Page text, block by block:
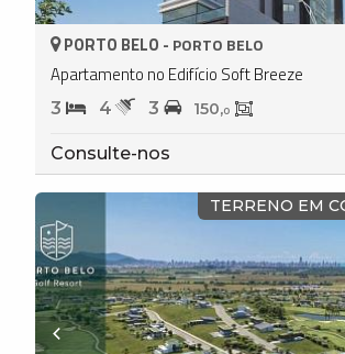
PORTO BELO - PORTO BELO
Apartamento no Edifício Soft Breeze
3 4 3 150,0
Consulte-nos
TERRENO EM